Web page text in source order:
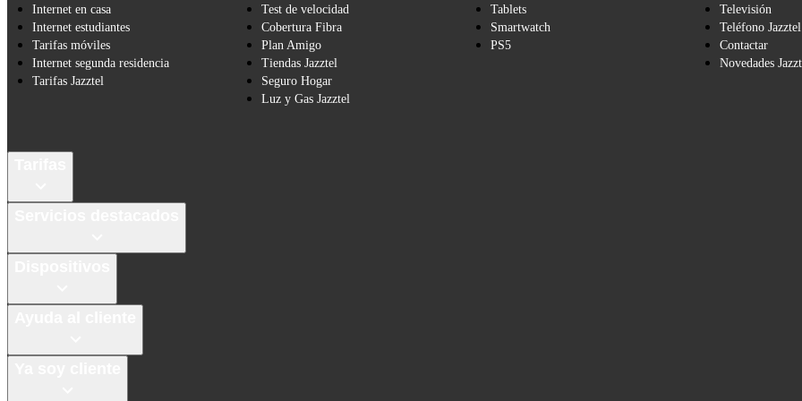
Internet en casa
Internet estudiantes
Tarifas móviles
Internet segunda residencia
Tarifas Jazztel
Test de velocidad
Cobertura Fibra
Plan Amigo
Tiendas Jazztel
Seguro Hogar
Luz y Gas Jazztel
Tablets
Smartwatch
PS5
Televisión
Teléfono Jazztel
Contactar
Novedades